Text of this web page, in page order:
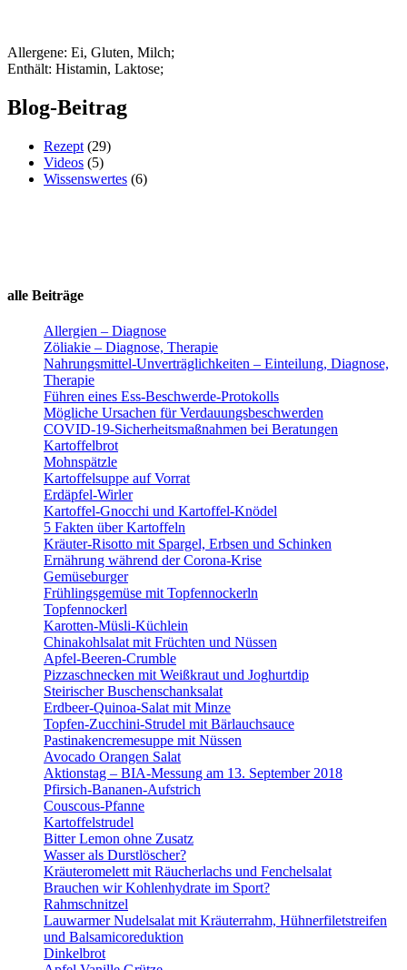
Allergene: Ei, Gluten, Milch;
Enthält: Histamin, Laktose;
Blog-Beitrag
Rezept (29)
Videos (5)
Wissenswertes (6)
alle Beiträge
Allergien – Diagnose
Zöliakie – Diagnose, Therapie
Nahrungsmittel-Unverträglichkeiten – Einteilung, Diagnose,
Therapie
Führen eines Ess-Beschwerde-Protokolls
Mögliche Ursachen für Verdauungsbeschwerden
COVID-19-Sicherheitsmaßnahmen bei Beratungen
Kartoffelbrot
Mohnspätzle
Kartoffelsuppe auf Vorrat
Erdäpfel-Wirler
Kartoffel-Gnocchi und Kartoffel-Knödel
5 Fakten über Kartoffeln
Kräuter-Risotto mit Spargel, Erbsen und Schinken
Ernährung während der Corona-Krise
Gemüseburger
Frühlingsgemüse mit Topfennockerln
Topfennockerl
Karotten-Müsli-Küchlein
Chinakohlsalat mit Früchten und Nüssen
Apfel-Beeren-Crumble
Pizzaschnecken mit Weißkraut und Joghurtdip
Steirischer Buschenschanksalat
Erdbeer-Quinoa-Salat mit Minze
Topfen-Zucchini-Strudel mit Bärlauchsauce
Pastinakencremesuppe mit Nüssen
Avocado Orangen Salat
Aktionstag – BIA-Messung am 13. September 2018
Pfirsich-Bananen-Aufstrich
Couscous-Pfanne
Kartoffelstrudel
Bitter Lemon ohne Zusatz
Wasser als Durstlöscher?
Kräuteromelett mit Räucherlachs und Fenchelsalat
Brauchen wir Kohlenhydrate im Sport?
Rahmschnitzel
Lauwarmer Nudelsalat mit Kräuterrahm, Hühnerfiletstreifen
und Balsamicoreduktion
Dinkelbrot